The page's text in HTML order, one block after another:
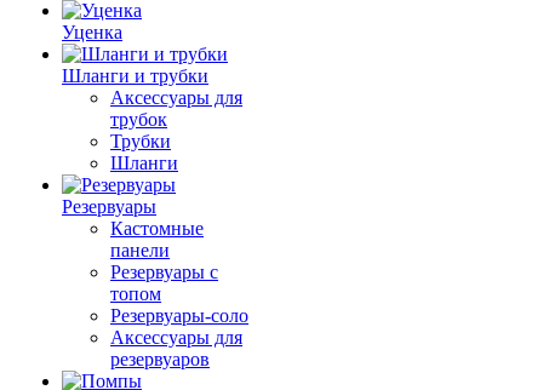
Уценка
Шланги и трубки
Аксессуары для
трубок
Трубки
Шланги
Резервуары
Кастомные
панели
Резервуары с
топом
Резервуары-соло
Аксессуары для
резервуаров